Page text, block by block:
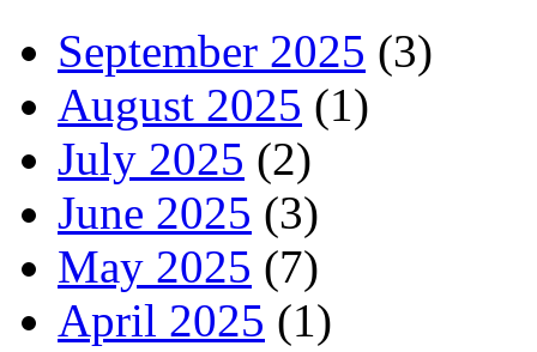
September 2025 (3)
August 2025 (1)
July 2025 (2)
June 2025 (3)
May 2025 (7)
April 2025 (1)